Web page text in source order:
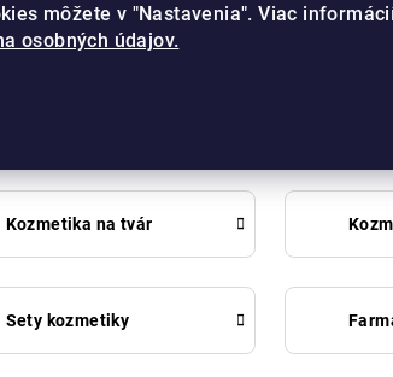
môžete v "Nastavenia". Viac
osobných údajov.
Kozmetika na tvár
Sety kozmetiky